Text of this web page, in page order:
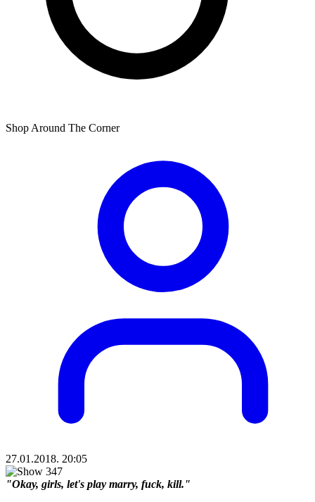
Shop Around The Corner
27.01.2018. 20:05
"Okay, girls, let's play marry, fuck, kill."